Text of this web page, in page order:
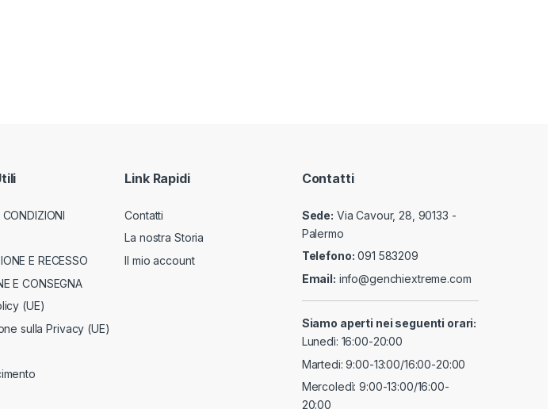
CONDIZIONI
E RECESSO
E CONSEGNA
(UE)
sulla Privacy (UE)
Link Rapidi
Contatti
La nostra Storia
Il mio account
Contatti
Sede: Via Cavour, 28, 90133 -
Palermo
Telefono: 091 583209
Email: info@genchiextreme.com
Siamo aperti nei seguenti orari:
Lunedì: 16:00-20:00
Martedi: 9:00-13:00/16:00-20:00
Mercoledì: 9:00-13:00/16:00-
20:00